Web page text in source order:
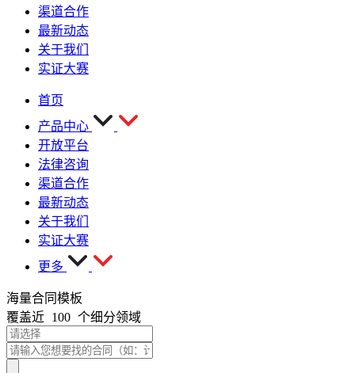
渠道合作
最新动态
关于我们
实证大赛
首页
产品中心
开放平台
法律咨询
渠道合作
最新动态
关于我们
实证大赛
更多
海量合同模板
覆盖近 100 个细分领域